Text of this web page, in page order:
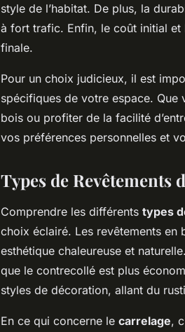
style de l’habitat. De plus, la
à fort trafic. Enfin, le coût initial et
finale.
Pour un choix judicieux, il est
spécifiques de votre espace. Que
bois ou profiter de la facilité
vos préférences personnelles et
Types de Revêtements
Comprendre les différents types
choix éclairé. Les revêtements en
esthétique chaleureuse et
que le contrecollé est plus
styles de décoration, allant du
En ce qui concerne le carrelage,